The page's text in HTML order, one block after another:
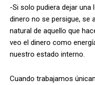
-Si solo pudiera dejar
dinero no se persigue, se
natural de aquello que
veo el dinero como
nuestro estado interno.
Cuando trabajamos